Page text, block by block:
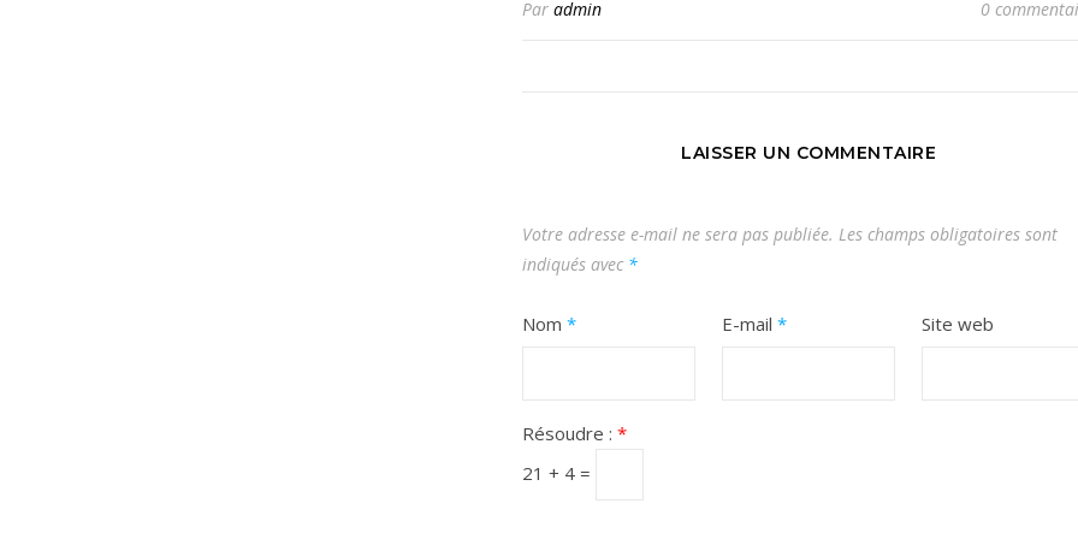
Par admin 0
LAISSER UN COMMENTAIRE
Votre adresse e-mail ne sera pas publiée. Les champs obligatoires sont
indiqués avec *
Nom * E-mail * Site web
Résoudre : *
21 + 4 =